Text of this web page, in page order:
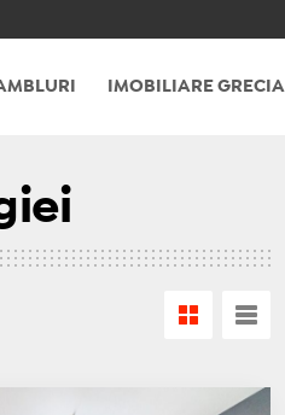
IMOBILIARE GRECIA